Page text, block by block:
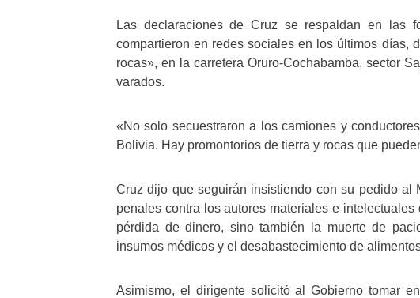
Las declaraciones de Cruz se respaldan en las
compartieron en redes sociales en los últimos días,
rocas», en la carretera Oruro-Cochabamba, sector
varados.
«No solo secuestraron a los camiones y
Bolivia. Hay promontorios de tierra y rocas que
Cruz dijo que seguirán insistiendo con su pedido al
penales contra los autores materiales e
pérdida de dinero, sino también la muerte de
insumos médicos y el desabastecimiento de
Asimismo, el dirigente solicitó al Gobierno tomar